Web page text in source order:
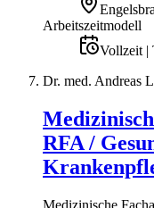
Arbeitszeitmodell
Vollzeit |
Dr. med. Andreas
RFA /
Medizinische